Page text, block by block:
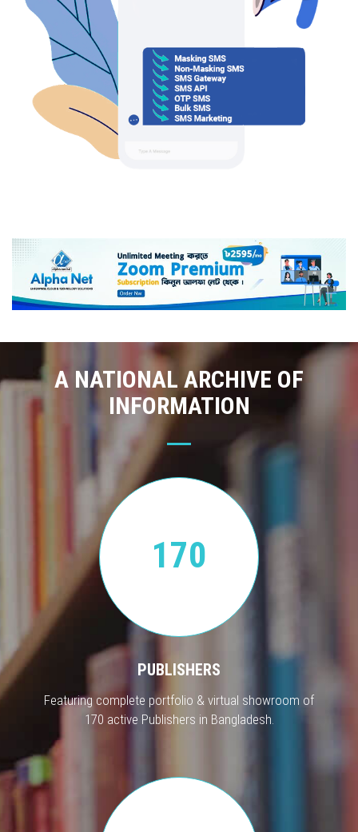
A NATIONAL ARCHIVE OF
INFORMATION
170
PUBLISHERS
Featuring complete portfolio & virtual showroom of
170 active Publishers in Bangladesh.